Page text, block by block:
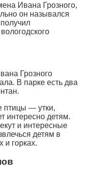
Ивана Грозного,
он назывался
Грозного
В парке есть два
птицы — утки,
интересно детям.
и интересные
детям в
и горках.